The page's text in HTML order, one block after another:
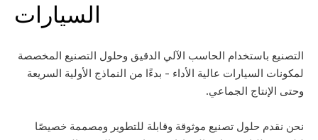
السيارات
التصنيع باستخدام الحاسب الآلي الدقيق وحلول التصنيع المخصصة
لمكونات السيارات عالية الأداء - بدءًا من النماذج الأولية السريعة
وحتى الإنتاج الجماعي.
نحن نقدم حلول تصنيع موثوقة وقابلة للتطوير ومصممة خصيصًا